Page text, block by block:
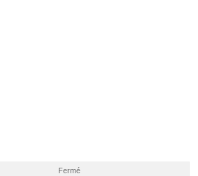
Fermé